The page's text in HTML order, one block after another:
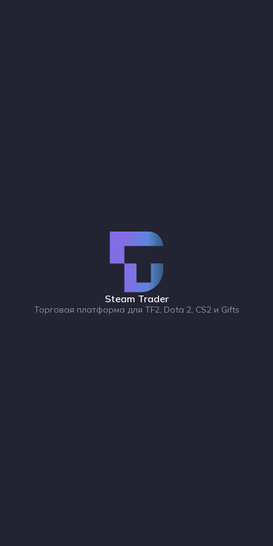
Steam Trader
Торговая платформа для TF2, Dota 2, CS2 и Gifts